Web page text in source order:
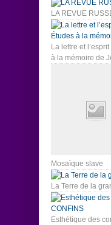
LA REVUE
La lettre et
à la mémoire de
Mosaïque slave
La Terre de la
Esthétique des